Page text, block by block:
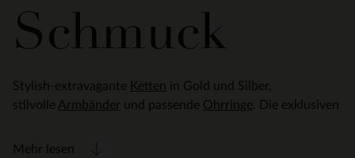
Schmuck
Stylish-extravagante Ketten in Gold und Silber,
stilvolle Armbänder und passende Ohrringe. Die exklusiven
Mehr lesen